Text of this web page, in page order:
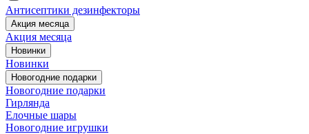
Антисептики дезинфекторы
Акция месяца
Акция месяца
Новинки
Новинки
Новогодние подарки
Новогодние подарки
Гирлянда
Елочные шары
Новогодние игрушки